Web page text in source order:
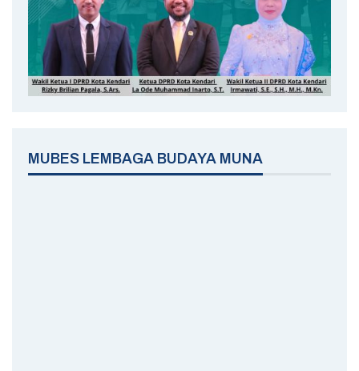
MUBES LEMBAGA BUDAYA MUNA